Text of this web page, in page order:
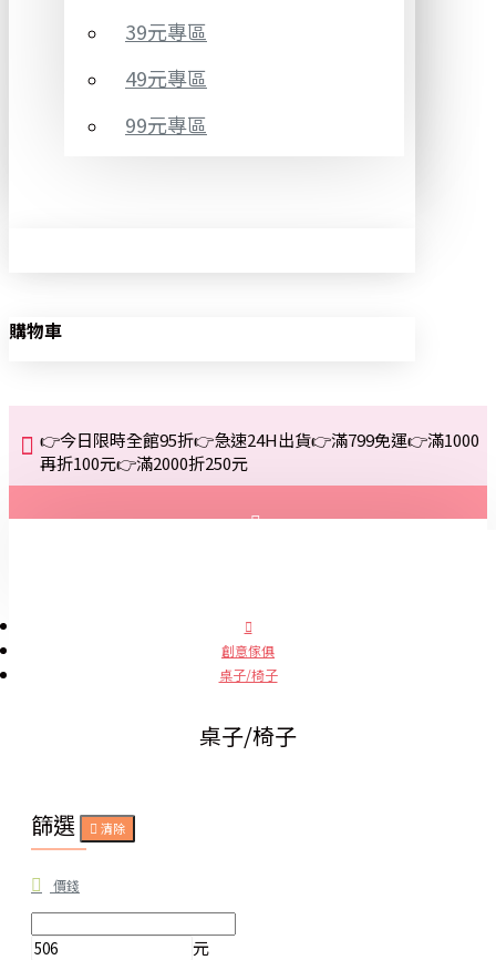
39元專區
49元專區
99元專區
購物車
👉今日限時全館95折👉急速24H出貨👉滿799免運👉滿1000
再折100元👉滿2000折250元
詢問
創意傢俱
桌子/椅子
桌子/椅子
篩選 清除
價錢
元